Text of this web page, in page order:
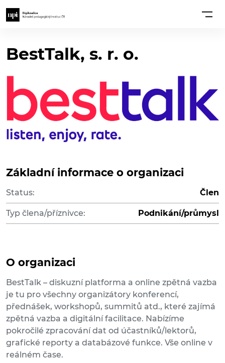
BestTalk, s. r. o.
Základní informace o organizaci
Status: Člen
Typ člena/příznivce: Podnikání/průmysl
O organizaci
BestTalk – diskuzní platforma a online zpětná vazba
je tu pro všechny organizátory konferencí,
přednášek, workshopů, summitů atd., které zajímá
zpětná vazba a digitální facilitace. Nabízíme
pokročilé zpracování dat od účastníků/lektorů,
grafické reporty a databázové funkce. Vše online v
reálném čase.